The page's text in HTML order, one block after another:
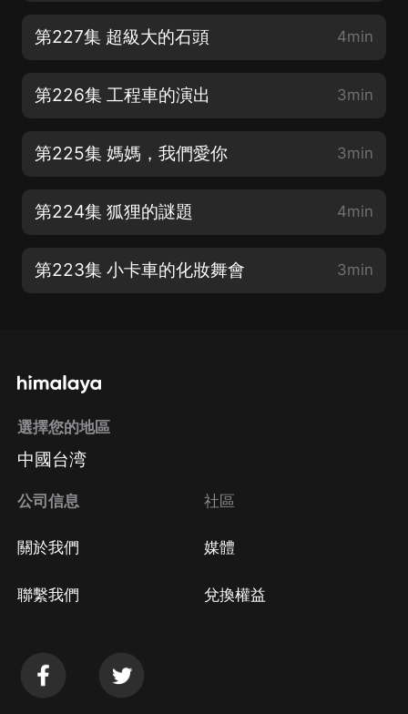
第227集 超級大的石頭 4min
第226集 工程車的演出 3min
第225集 媽媽，我們愛你 3min
第224集 狐狸的謎題 4min
第223集 小卡車的化妝舞會 3min
選擇您的地區
中國台湾
公司信息
關於我們
聯繫我們
社區
媒體
兌換權益